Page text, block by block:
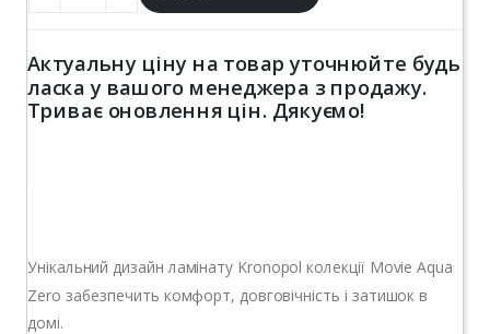
Актуальну ціну на товар уточнюйте будь
ласка у вашого менеджера з продажу.
Триває оновлення цін. Дякуємо!
Унікальний дизайн ламінату Kronopol колекції Movie Aqua
Zero забезпечить комфорт, довговічність і затишок в
домі.